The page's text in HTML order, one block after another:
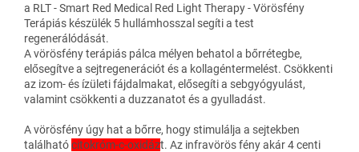
a RLT - Smart Red Medical Red Light Therapy - Vörösfény
Terápiás készülék 5 hullámhosszal segíti a test
regenerálódását.
A vörösfény terápiás pálca mélyen behatol a bőrrétegbe,
elősegítve a sejtregenerációt és a kollagéntermelést. Csökkenti
az izom- és ízületi fájdalmakat, elősegíti a sebgyógyulást,
valamint csökkenti a duzzanatot és a gyulladást.
A vörösfény úgy hat a bőrre, hogy stimulálja a sejtekben
találhatócitokróm-c-oxidázt. Az infravörös fény akár 4 centi